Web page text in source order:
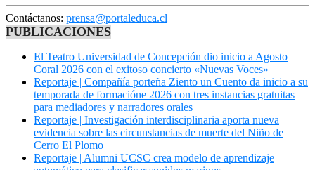
Contáctanos: prensa@portaleduca.cl
PUBLICACIONES
El Teatro Universidad de Concepción dio inicio a Agosto
Coral 2026 con el exitoso concierto «Nuevas Voces»
Reportaje | Compañía porteña Ziento un Cuento da inicio a su
temporada de formacióne 2026 con tres instancias gratuitas
para mediadores y narradores orales
Reportaje | Investigación interdisciplinaria aporta nueva
evidencia sobre las circunstancias de muerte del Niño de
Cerro El Plomo
Reportaje | Alumni UCSC crea modelo de aprendizaje